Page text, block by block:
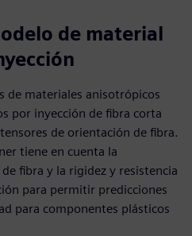
de material
de materiales anisotrópicos
por inyección de fibra corta
de orientación de fibra.
tiene en cuenta la
fibra y la rigidez y resistencia
para permitir predicciones
para componentes plásticos